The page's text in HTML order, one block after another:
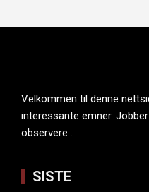
Velkommen til denne
interessante emner.
observere .
SISTE